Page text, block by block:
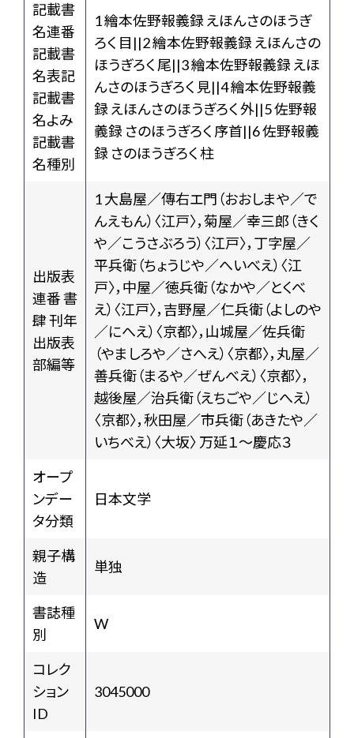
記載書
名連番
記載書
名表記
記載書
名よみ
記載書
名種別
1 繪本佐野報義録 えほんさのほうぎ
ろく 目||2 繪本佐野報義録 えほんさの
ほうぎろく 尾||3 繪本佐野報義録 えほ
んさのほうぎろく 見||4 繪本佐野報義
録 えほんさのほうぎろく 外||5 佐野報
義録 さのほうぎろく 序首||6 佐野報義
録 さのほうぎろく 柱
出版表
連番 書
肆 刊年
出版表
部編等
1 大島屋／傳右エ門（おおしまや／で
んえもん）〈江戸〉，菊屋／幸三郎（きく
や／こうさぶろう）〈江戸〉，丁字屋／
平兵衛（ちょうじや／へいべえ）〈江
戸〉，中屋／徳兵衛（なかや／とくべ
え）〈江戸〉，吉野屋／仁兵衛（よしのや
／にへえ）〈京都〉，山城屋／佐兵衛
（やましろや／さへえ）〈京都〉，丸屋／
善兵衛（まるや／ぜんべえ）〈京都〉，
越後屋／治兵衛（えちごや／じへえ）
〈京都〉，秋田屋／市兵衛（あきたや／
いちべえ）〈大坂〉 万延１〜慶応３
オープ
ンデー
タ分類
日本文学
親子構
造
単独
書誌種
別
W
コレク
ション
ID
3045000